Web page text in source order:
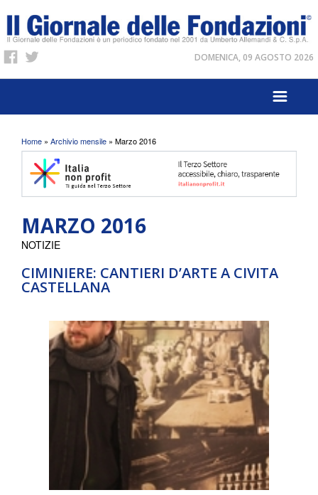
DOMENICA, 09 AGOSTO 2026
Tu sei qui
Home » Archivio mensile » Marzo 2016
MARZO 2016
CIMINIERE: CANTIERI D’ARTE A CIVITA
CASTELLANA
NOTIZIE